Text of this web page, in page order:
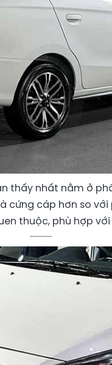
thấy nhất nằm ở
cứng cáp hơn so
thuộc, phù hợp